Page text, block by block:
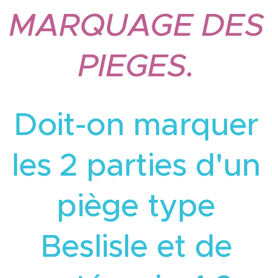
MARQUAGE DES
PIEGES.
Doit-on marquer
les 2 parties d'un
piège type
Beslisle et de